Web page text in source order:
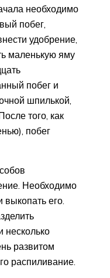
необходимо
побег,
удобрение,
маленькую яму
побег и
шпилькой,
того, как
побег
Необходимо
его.
несколько
развитом
распиливание.